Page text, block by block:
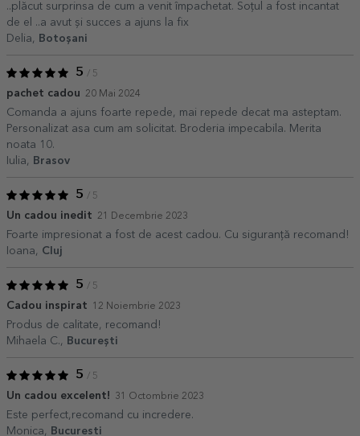
..plăcut surprinsa de cum a venit împachetat. Soțul a fost incantat
de el ..a avut și succes a ajuns la fix
Delia,
Botoșani
5 / 5
pachet cadou 20 Mai 2024
Comanda a ajuns foarte repede, mai repede decat ma asteptam.
Personalizat asa cum am solicitat. Broderia impecabila. Merita
noata 10.
Iulia,
Brasov
5 / 5
Un cadou inedit 21 Decembrie 2023
Foarte impresionat a fost de acest cadou. Cu siguranță recomand!
Ioana, Cluj
5 / 5
Cadou inspirat 12 Noiembrie 2023
Produs de calitate, recomand!
Mihaela C.,
București
5 / 5
Un cadou excelent! 31 Octombrie 2023
Este perfect,recomand cu incredere.
Monica,
Bucuresti